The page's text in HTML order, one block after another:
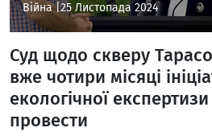
Війна |25 Листопада 2024
Суд щодо скверу
вже чотири місяці
екологічної
провести